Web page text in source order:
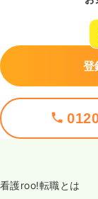
登
看護roo!転職とは